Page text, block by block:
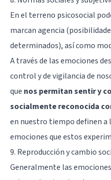
En el terreno psicosocial
marcan agencia
determinados), así como
A través de las emociones
control y de vigilancia de
que nos permitan sentir y
socialmente reconocida
en nuestro tiempo definen a
emociones que estos
9. Reproducción y cambio
Generalmente las